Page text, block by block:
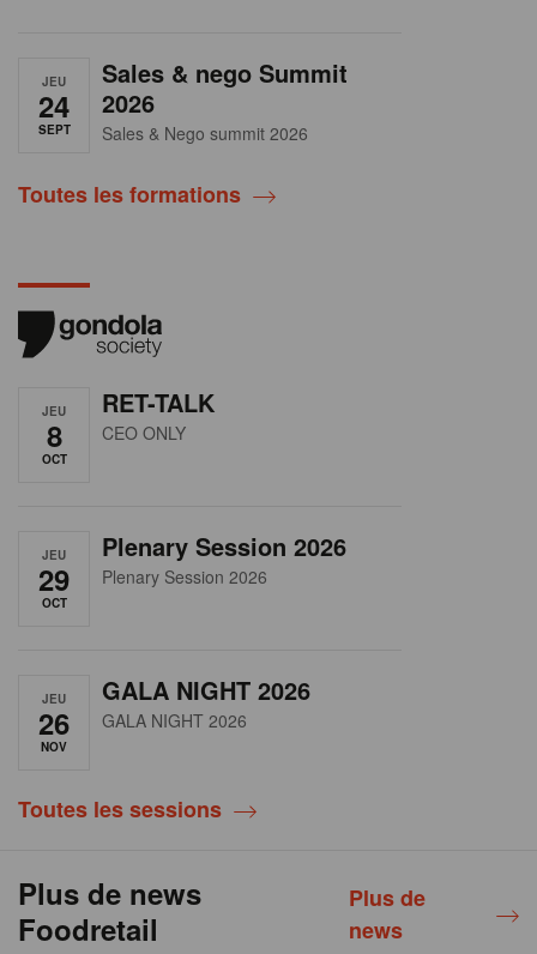
JEU
24
SEPT
Sales & nego Summit
2026
Sales & Nego summit 2026
Toutes les formations
JEU
8
OCT
RET-TALK
CEO ONLY
JEU
29
OCT
Plenary Session 2026
Plenary Session 2026
JEU
26
NOV
GALA NIGHT 2026
GALA NIGHT 2026
Toutes les sessions
Plus de news
Foodretail
Plus de
news